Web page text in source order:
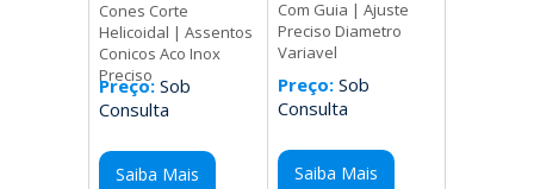
Cones Corte
Helicoidal | Assentos
Conicos Aco Inox
Preciso
Preço: Sob
Consulta
Saiba Mais
Com Guia | Ajuste
Preciso Diametro
Variavel
Preço:Sob
Consulta
Saiba Mais